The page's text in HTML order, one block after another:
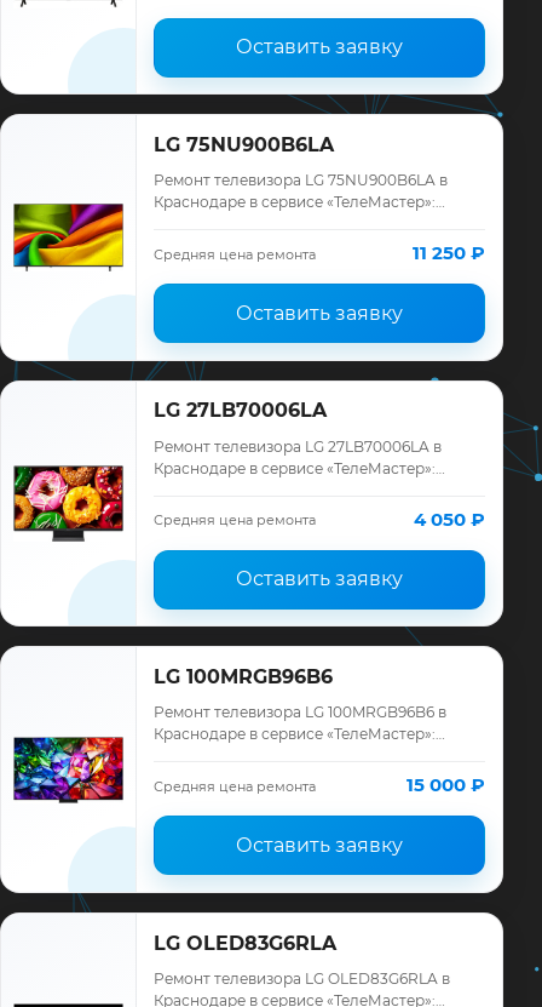
Оставить заявку
LG 75NU900B6LA
Ремонт телевизора LG 75NU900B6LA в
Краснодаре в сервисе «ТелеМастер»:
запчасти и гарантия до 12 месяцев.
Средняя цена ремонта 11 250 ₽
Оставить заявку
LG 27LB70006LA
Ремонт телевизора LG 27LB70006LA в
Краснодаре в сервисе «ТелеМастер»:
запчасти и гарантия до 12 месяцев.
Средняя цена ремонта 4 050 ₽
Оставить заявку
LG 100MRGB96B6
Ремонт телевизора LG 100MRGB96B6 в
Краснодаре в сервисе «ТелеМастер»:
запчасти и гарантия до 12 месяцев.
Средняя цена ремонта 15 000 ₽
Оставить заявку
LG OLED83G6RLA
Ремонт телевизора LG OLED83G6RLA в
Краснодаре в сервисе «ТелеМастер»: